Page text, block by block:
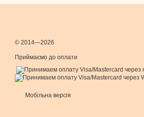
© 2014—2026
Приймаємо до оплати
Мобільна версія